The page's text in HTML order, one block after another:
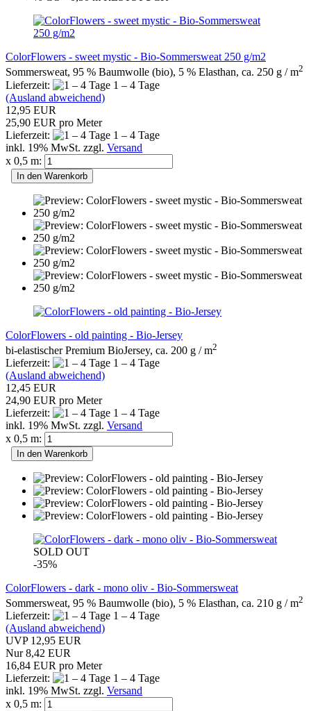
ColorFlowers - sweet mystic - Bio-Sommersweat 250 g/m2
Sommersweat, 95 % Baumwolle (bio), 5 % Elasthan, ca. 250 g / m2
Lieferzeit:
1 – 4 Tage
(Ausland abweichend)
12,95 EUR
25,90 EUR pro Meter
Lieferzeit:
1 – 4 Tage
inkl. 19% MwSt. zzgl. Versand
x 0,5 m:
In den Warenkorb
ColorFlowers - old painting - Bio-Jersey
bi-elastischer Premium BioJersey, ca. 200 g / m2
Lieferzeit:
1 – 4 Tage
(Ausland abweichend)
12,45 EUR
24,90 EUR pro Meter
Lieferzeit:
1 – 4 Tage
inkl. 19% MwSt. zzgl. Versand
x 0,5 m:
In den Warenkorb
SOLD OUT
-35%
ColorFlowers - dark - mono oliv - Bio-Sommersweat
Sommersweat, 95 % Baumwolle (bio), 5 % Elasthan, ca. 210 g / m2
Lieferzeit:
1 – 4 Tage
(Ausland abweichend)
UVP 12,95 EUR
Nur 8,42 EUR
16,84 EUR pro Meter
Lieferzeit:
1 – 4 Tage
inkl. 19% MwSt. zzgl. Versand
x 0,5 m: